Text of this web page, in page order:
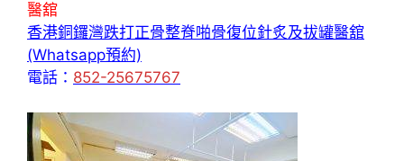
醫舘
香港銅鑼灣跌打正骨整脊啪骨復位針炙及拔罐醫舘
(Whatsapp預約)
電話： 852-25675767